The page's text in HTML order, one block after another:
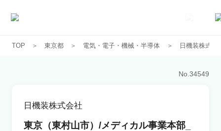
求人一覧
TOP 東京都 電気・電子・機械・半導体 日機装株式会
No.34549
日機装株式会社
東京（東村山市）/メディカル事業本部_